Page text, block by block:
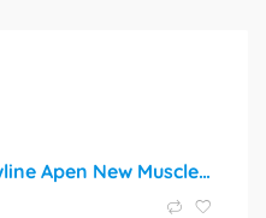
6-2pcs Jawline Apen New Muscle Exercise Silikon Latihan Otot Rahang